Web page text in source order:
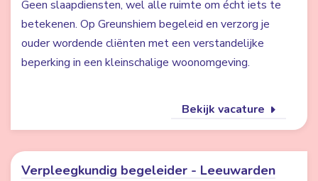
Geen slaapdiensten, wel alle ruimte om écht iets te
betekenen. Op Greunshiem begeleid en verzorg je
ouder wordende cliënten met een verstandelijke
beperking in een kleinschalige woonomgeving.
Bekijk vacature
Verpleegkundig begeleider - Leeuwarden